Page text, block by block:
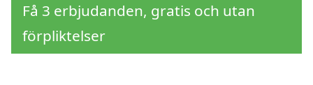
Få 3 erbjudanden, gratis och utan
förpliktelser